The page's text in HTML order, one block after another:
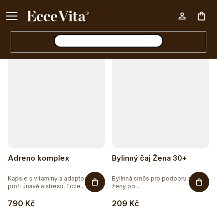
Ke každému nákupu nad 500 Kč dárek zdarma 📦
z
n
u
t
ů
V
r
d
u
Adreno komplex
790 Kč
Kapsle s vitamíny a adaptogeny
proti únavě a stresu. Ecce...
Bylinný čaj Žena 30+
209 Kč
Bylinná směs pro podporu zdraví
ženy po...